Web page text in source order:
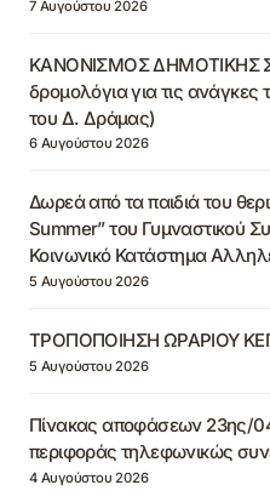
7 Αυγούστου 2026
ΚΑΝΟΝΙΣΜΟΣ ΔΗΜΟΤΙΚΗΣ
δρομολόγια για τις ανάγκες
του Δ. Δράμας)
6 Αυγούστου 2026
Δωρεά από τα παιδιά του
Summer” του Γυμναστικού
Κοινωνικό Κατάστημα
5 Αυγούστου 2026
ΤΡΟΠΟΠΟΙΗΣΗ ΩΡΑΡΙΟΥ
5 Αυγούστου 2026
Πίνακας αποφάσεων 23ης/
περιφοράς τηλεφωνικώς
4 Αυγούστου 2026